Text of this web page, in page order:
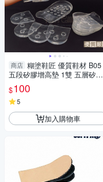
商店 糊塗鞋匠 優質鞋材 B05
五段矽膠增高墊 1雙 五層矽膠
增高墊 五層增高墊 矽膠增高墊
$100
5
加入購物車